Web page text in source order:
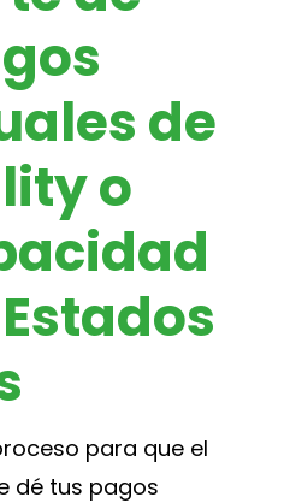
de
o
para que el
dé tus pagos